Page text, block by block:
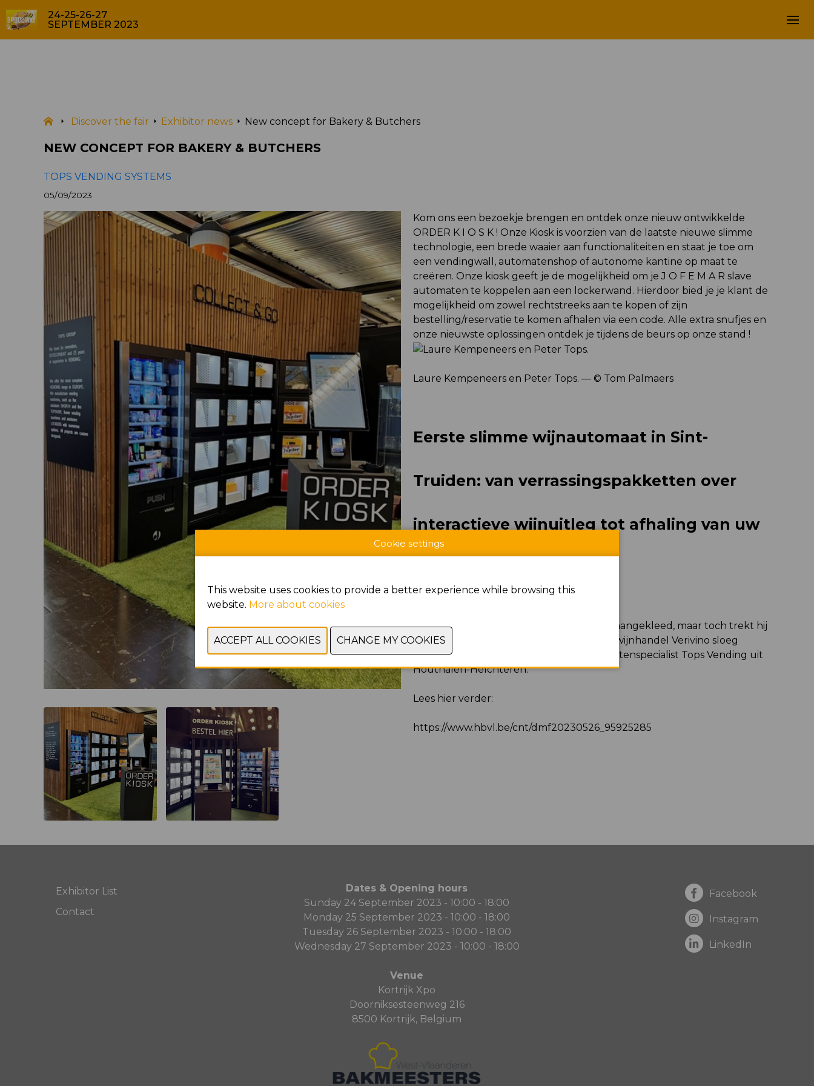
24-25-26-27
SEPTEMBER 2023
Discover the fair Exhibitor news New concept for Bakery & Butchers
NEW CONCEPT FOR BAKERY & BUTCHERS
TOPS VENDING SYSTEMS
05/09/2023
Kom ons een bezoekje brengen en ontdek onze nieuw ontwikkelde
ORDER K I O S K ! Onze Kiosk is voorzien van de laatste nieuwe slimme
technologie, een brede waaier aan functionaliteiten en staat je toe om
een vendingwall, automatenshop of autonome kantine op maat te
creëren. Onze kiosk geeft je de mogelijkheid om je J O F E M A R slave
automaten te koppelen aan een lockerwand. Hierdoor bied je je klant de
mogelijkheid om zowel rechtstreeks aan te kopen of zijn
bestelling/reservatie te komen afhalen via een code. Alle extra snufjes en
onze nieuwste oplossingen ontdek je tijdens de beurs op onze stand !
Laure Kempeneers en Peter Tops. — © Tom Palmaers
Eerste slimme wijnautomaat in Sint-
Truiden: van verrassingspakketten over
interactieve wijnuitleg tot afhaling van uw
Sint-Truiden/Houthalen-Helchteren
De nieuwe wijnautomaat is nog niet eens aangekleed, maar toch trekt hij
al behoorlijk veel bezoekers. De Truiense wijnhandel Verivino sloeg
daarvoor de handen in elkaar met automatenspecialist Tops Vending uit
Houthalen-Helchteren.
Lees hier verder:
https://www.hbvl.be/cnt/dmf20230526_95925285
Exhibitor List
Contact
Dates & Opening hours
Sunday 24 September 2023 - 10:00 - 18:00
Monday 25 September 2023 - 10:00 - 18:00
Tuesday 26 September 2023 - 10:00 - 18:00
Wednesday 27 September 2023 - 10:00 - 18:00
Venue
Kortrijk Xpo
Doorniksesteenweg 216
8500 Kortrijk, Belgium
Facebook
Instagram
LinkedIn
Cookie settings
This website uses cookies to provide a better experience while browsing this
website. More about cookies